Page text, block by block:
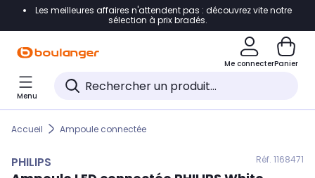
Accéder directement à la navigation
Accéder directement au pied de page
Accéder directement au chatbot
Les meilleures affaires n'attendent pas : découvrez vite notre
sélection à prix bradés.
Me connecterPanier
Menu
Accueil Ampoule connectée
PHILIPS Réf. 1168471